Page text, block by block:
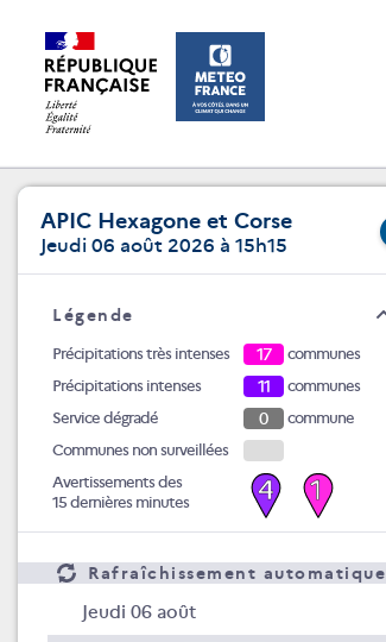
APIC Hexagone et Corse
Jeudi 06 août 2026 à 15h15
Légende
Précipitations très intenses 17
communes
Précipitations intenses
11
communes
Service dégradé
0
commune
Communes non surveillées
Avertissements des
15 dernières minutes
4 1
Rafraîchissement automatique
Jeudi 06 août